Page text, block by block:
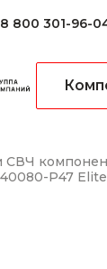
8 800 301-96-
СВЧ
P47